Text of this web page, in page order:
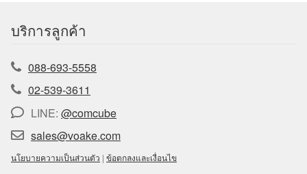
บริการลูกค้า
088-693-5558
02-539-3611
LINE: @comcube
sales@voake.com
นโยบายความเป็นส่วนตัว | ข้อตกลงและเงื่อนไข